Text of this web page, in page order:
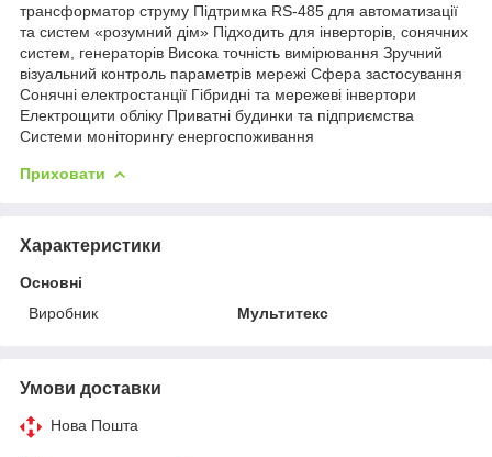
трансформатор струму Підтримка RS-485 для автоматизації
та систем «розумний дім» Підходить для інверторів, сонячних
систем, генераторів Висока точність вимірювання Зручний
візуальний контроль параметрів мережі Сфера застосування
Сонячні електростанції Гібридні та мережеві інвертори
Електрощити обліку Приватні будинки та підприємства
Системи моніторингу енергоспоживання
Приховати
Характеристики
Основні
Виробник
Мультитекс
Умови доставки
Нова Пошта